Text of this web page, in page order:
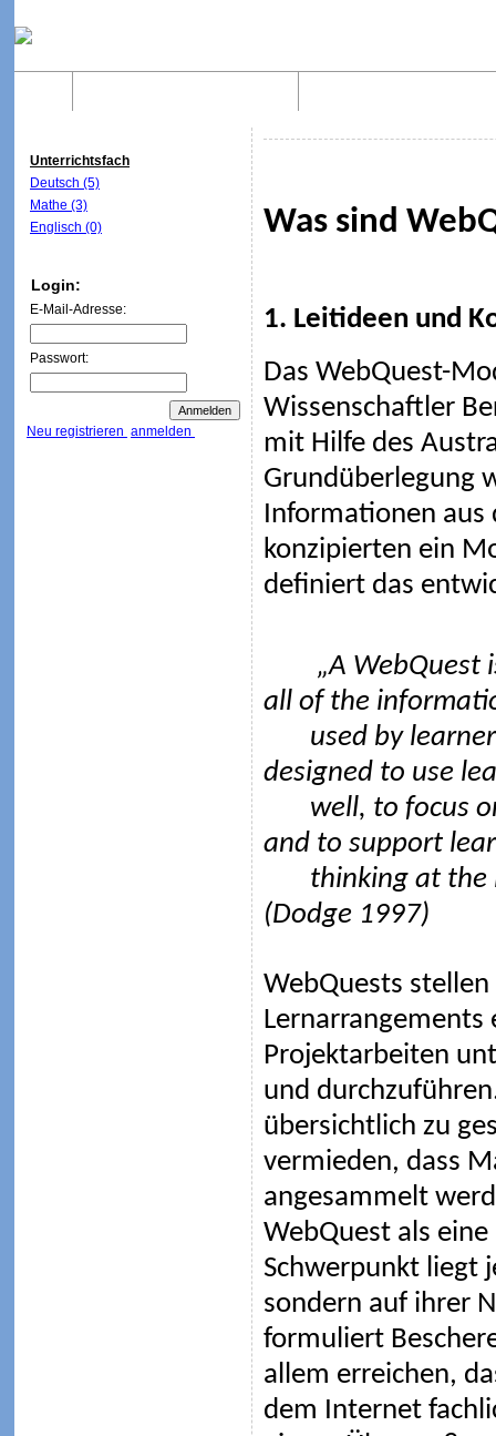
Unterrichtsfach
Deutsch (5)
Mathe (3)
Englisch (0)
Login:
E-Mail-Adresse:
Passwort:
Neu registrieren anmelden
Was sind
1. Leitideen und
Das WebQuest-
Wissenschaftler
mit Hilfe des
Grundüberlegung
Informationen aus
konzipierten ein
definiert das
„A WebQuest is
all of the
used by
designed to use
well, to focus
and to support
thinking at the
(Dodge 1997)
WebQuests
Projektarbeiten
und
übersichtlich zu
vermieden, dass
angesammelt
WebQuest als
Schwerpunkt liegt
sondern auf ihrer
formuliert
allem erreichen,
dem Internet